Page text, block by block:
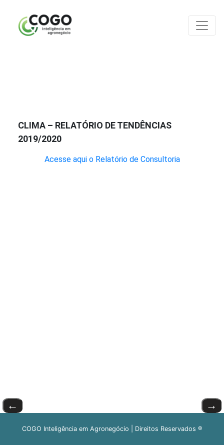
CLIMA – RELATÓRIO DE TENDÊNCIAS
2019/2020
Acesse aqui o Relatório de Consultoria
← →
COGO Inteligência em Agronegócio | Direitos Reservados ®